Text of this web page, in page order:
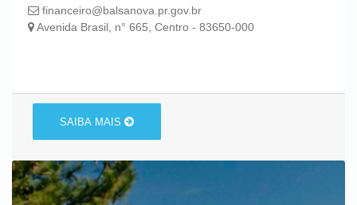
financeiro@balsanova.pr.gov.br
Avenida Brasil, n° 665, Centro - 83650-000
SAIBA MAIS